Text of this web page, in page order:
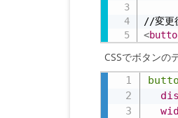
<
CSSでボタンの